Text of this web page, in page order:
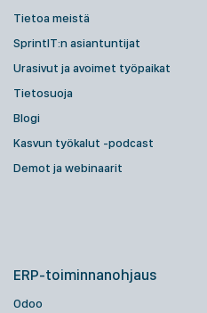
Tietoa meistä
SprintIT:n asiantuntijat
Urasivut ja avoimet työpaikat
Tietosuoja
Blogi
Kasvun työkalut -podcast
Demot ja webinaarit
ERP-toiminnanohjaus
Odoo